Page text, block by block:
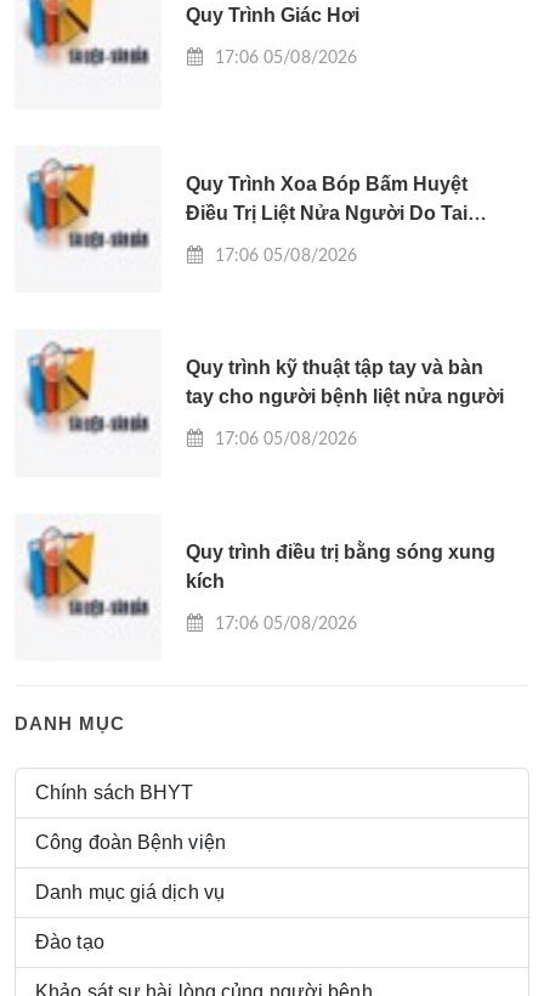
Quy Trình Giác Hơi
17:06 05/08/2026
Quy Trình Xoa Bóp Bấm Huyệt
Điều Trị Liệt Nửa Người Do Tai
Biến Mạch Máu Não
17:06 05/08/2026
Quy trình kỹ thuật tập tay và bàn
tay cho người bệnh liệt nửa người
17:06 05/08/2026
Quy trình điều trị bằng sóng xung
kích
17:06 05/08/2026
DANH MỤC
Chính sách BHYT
Công đoàn Bệnh viện
Danh mục giá dịch vụ
Đào tạo
Khảo sát sự hài lòng củng người bệnh